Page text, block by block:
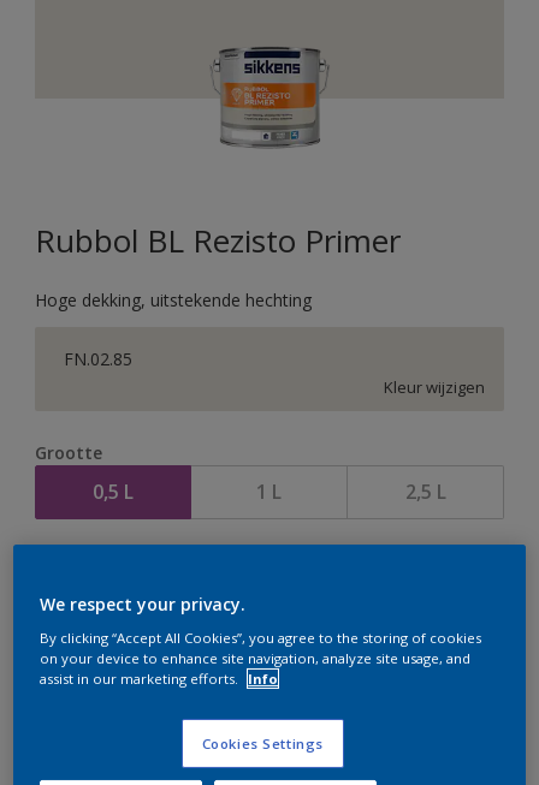
Rubbol BL Rezisto Primer
Hoge dekking, uitstekende hechting
FN.02.85
Kleur wijzigen
Grootte
0,5 L 1 L 2,5 L
Op dit moment is het niet mogelijk dit product online
te bestellen. Houd de website in de gaten, we werken
er hard aan om de voorraad aan te vullen.
We respect your privacy.
By clicking “Accept All Cookies”, you agree to the storing of cookies
on your device to enhance site navigation, analyze site usage, and
assist in our marketing efforts.
Info
Cookies Settings